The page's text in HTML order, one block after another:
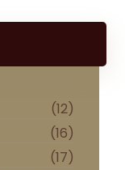
(12)
(16)
(17)